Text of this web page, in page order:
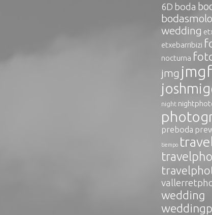
6D boda
wedding
etxebarribizi
nocturna
jmg
night
preboda
tiempo
wedding